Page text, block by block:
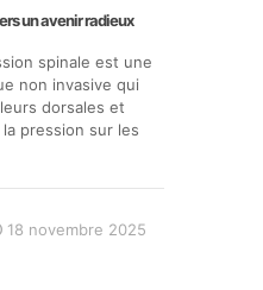
un avenir radieux
spinale est une
non invasive qui
dorsales et
pression sur les
18 novembre 2025